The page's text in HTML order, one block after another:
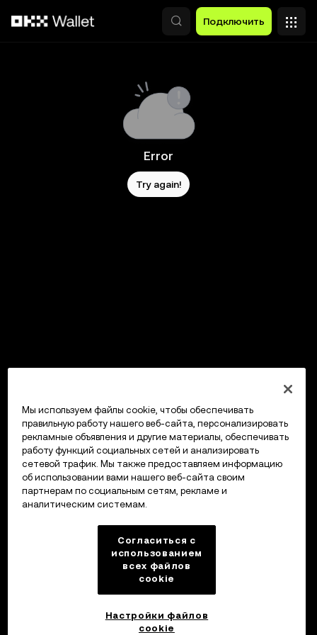
Подключить
Error
Try again!
Мы используем файлы cookie, чтобы обеспечивать
правильную работу нашего веб-сайта, персонализировать
рекламные объявления и другие материалы, обеспечивать
работу функций социальных сетей и анализировать
сетевой трафик. Мы также предоставляем информацию
об использовании вами нашего веб-сайта своим
партнерам по социальным сетям, рекламе и
аналитическим системам.
Согласиться с
использованием
всех файлов
cookie
Настройки файлов
cookie